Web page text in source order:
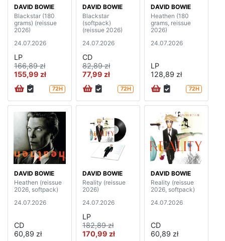
DAVID BOWIE
Blackstar (180
grams) (reissue
2026)
24.07.2026
LP
166,89 zł
155,99 zł
72H
DAVID BOWIE
Blackstar
(softpack)
(reissue 2026)
24.07.2026
CD
82,89 zł
77,99 zł
72H
DAVID BOWIE
Heathen (180
grams, reissue
2026)
24.07.2026
LP
128,89 zł
72H
DAVID BOWIE
Heathen (reissue
2026, softpack)
24.07.2026
CD
60,89 zł
DAVID BOWIE
Reality (reissue
2026)
24.07.2026
LP
182,89 zł
170,99 zł
DAVID BOWIE
Reality (reissue
2026, softpack)
24.07.2026
CD
60,89 zł